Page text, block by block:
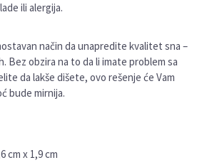
ili alergija.
način da unapredite kvalitet sna –
Bez obzira na to da li imate problem sa
da lakše dišete, ovo rešenje će Vam
bude mirnija.
cm x 1,9 cm